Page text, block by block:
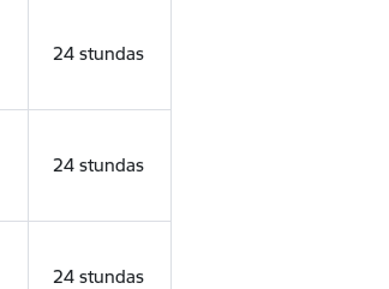
24 stundas
24 stundas
24 stundas